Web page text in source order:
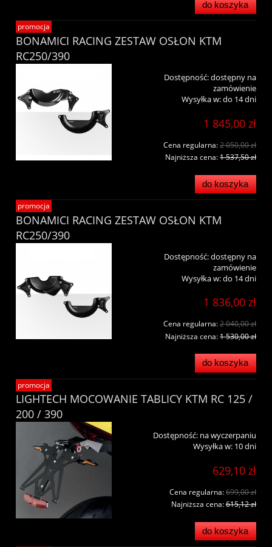
do koszyka
BONAMICI RACING ZESTAW OSŁON KTM
RC250/390
Dostępność:dostępny na
zamówienie
Wysyłka w:do 14 dni
1 845,00 zł
Cena regularna:2 050,00 zł
Najniższa cena:1 537,50 zł
do koszyka
promocja
BONAMICI RACING ZESTAW OSŁON KTM
RC250/390
Dostępność:dostępny na
zamówienie
Wysyłka w:do 14 dni
1 836,00 zł
Cena regularna:2 040,00 zł
Najniższa cena:1 530,00 zł
do koszyka
promocja
LIGHTECH MOCOWANIE TABLICY KTM RC 125 /
200 / 390
Dostępność: na wyczerpaniu
Wysyłka w: 10 dni
629,10 zł
Cena regularna:699,00 zł
Najniższa cena:615,12 zł
do koszyka
promocja